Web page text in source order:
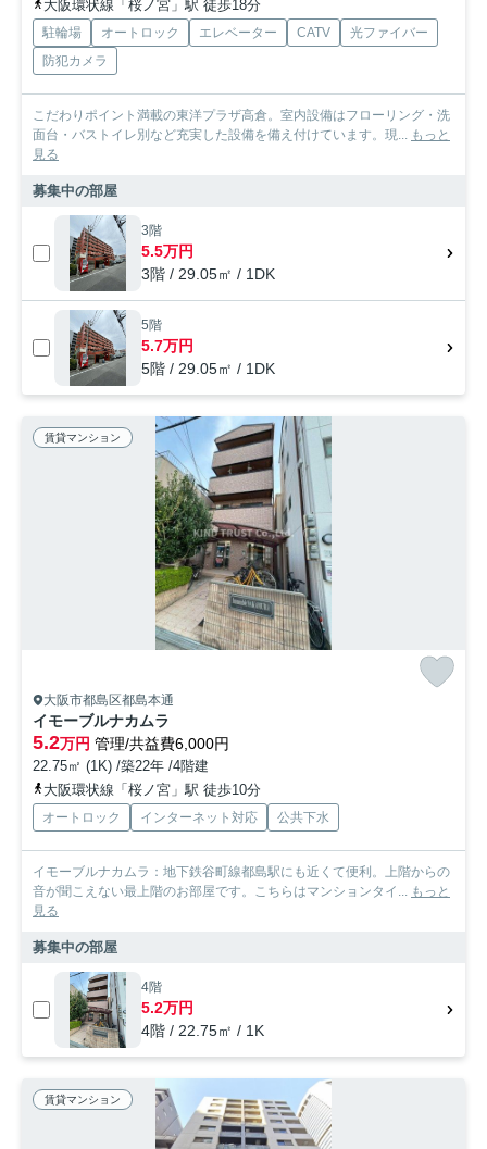
大阪環状線「桜ノ宮」駅 徒歩18分
駐輪場 オートロック エレベーター CATV
光ファイバー
防犯カメラ
こだわりポイント満載の東洋プラザ高倉。室内設備はフローリング・洗
面台・バストイレ別など充実した設備を備え付けています。現... もっと
見る
募集中の部屋
3階
5.5万円
3階 / 29.05㎡ / 1DK
5階
5.7万円
5階 / 29.05㎡ / 1DK
賃貸マンション
大阪市都島区都島本通
イモーブルナカムラ
5.2万円 管理/共益費6,000円
22.75㎡ (1K) /築22年 /4階建
大阪環状線「桜ノ宮」駅 徒歩10分
オートロック インターネット対応 公共下水
イモーブルナカムラ：地下鉄谷町線都島駅にも近くて便利。上階からの
音が聞こえない最上階のお部屋です。こちらはマンションタイ... もっと
見る
募集中の部屋
4階
5.2万円
4階 / 22.75㎡ / 1K
賃貸マンション